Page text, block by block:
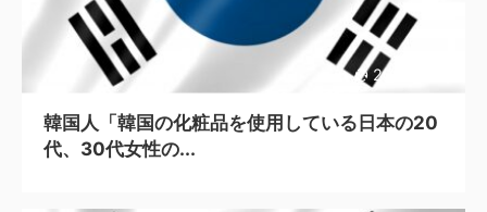
2023/4/26
韓国人「韓国の化粧品を使用している日本の20
代、30代女性の...